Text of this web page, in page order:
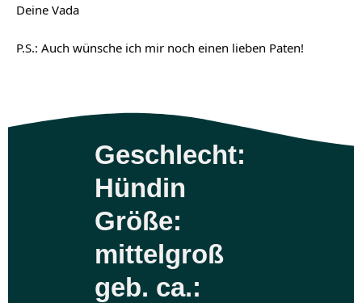
Deine Vada
P.S.: Auch wünsche ich mir noch einen lieben Paten!
Geschlecht:
Hündin
Größe:
mittelgroß
geb. ca.: